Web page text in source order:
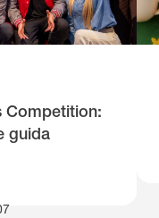
Competition:
guida